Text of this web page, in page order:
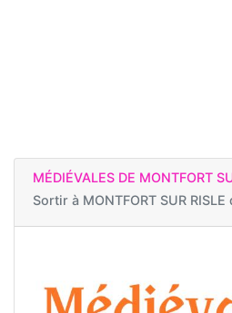
MÉDIÉVALES DE MONTFORT
Sortir à MONTFORT SUR